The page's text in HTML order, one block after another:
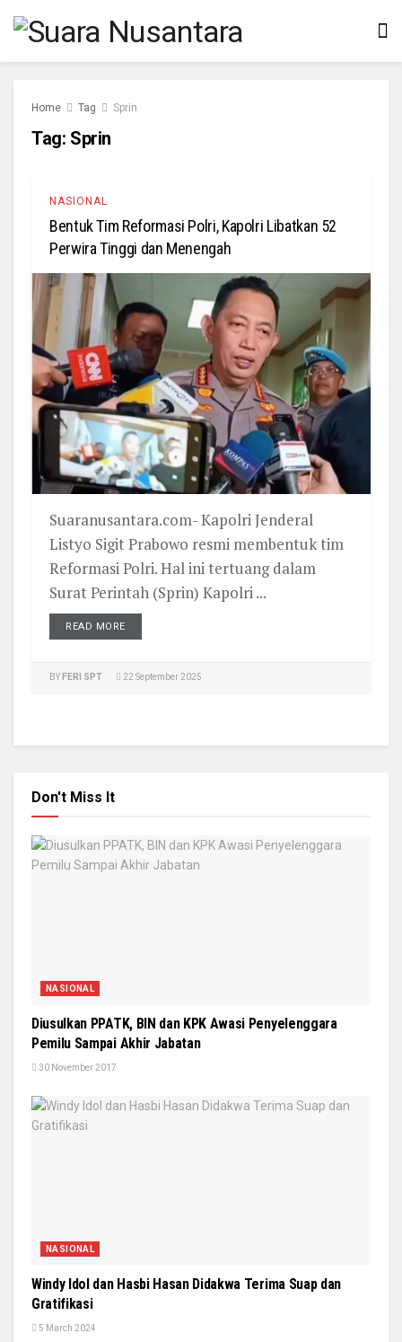
Home Tag Sprin
Tag: Sprin
NASIONAL
Bentuk Tim Reformasi Polri, Kapolri Libatkan 52
Perwira Tinggi dan Menengah
Suaranusantara.com- Kapolri Jenderal
Listyo Sigit Prabowo resmi membentuk tim
Reformasi Polri. Hal ini tertuang dalam
Surat Perintah (Sprin) Kapolri ...
READ MORE
BY FERI SPT 22 September 2025
Don't Miss It
NASIONAL
Diusulkan PPATK, BIN dan KPK Awasi Penyelenggara
Pemilu Sampai Akhir Jabatan
30 November 2017
NASIONAL
Windy Idol dan Hasbi Hasan Didakwa Terima Suap dan
Gratifikasi
5 March 2024